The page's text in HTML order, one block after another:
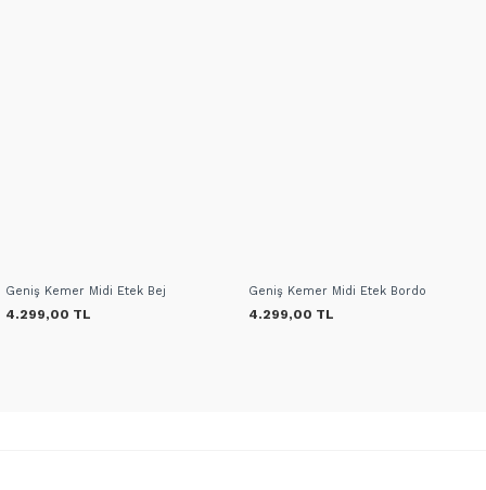
Geniş Kemer Midi Etek Bej
4.299,00 TL
Geniş Kemer Midi Etek Bordo
4.299,00 TL